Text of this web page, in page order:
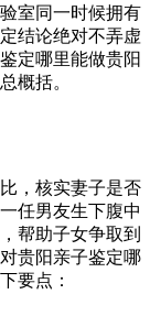
室同一时候拥有
结论绝对不弄虚
定哪里能做贵阳
概括。
，核实妻子是否
任男友生下腹中
帮助子女争取到
贵阳亲子鉴定哪
要点：